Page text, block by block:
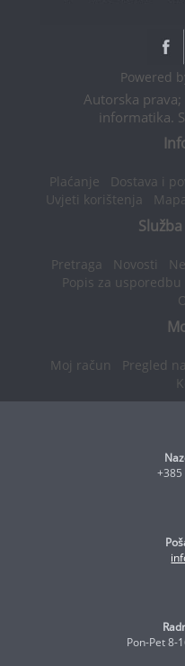
Powered
Autorska
informatika.
Plaćanje Dostava i
Uvjeti korištenja
Pretraga Novosti
Popis za
Moj račun Pregled
+385
Pon-Pet 8-